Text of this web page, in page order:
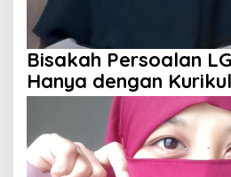
Bisakah Persoalan
Hanya dengan